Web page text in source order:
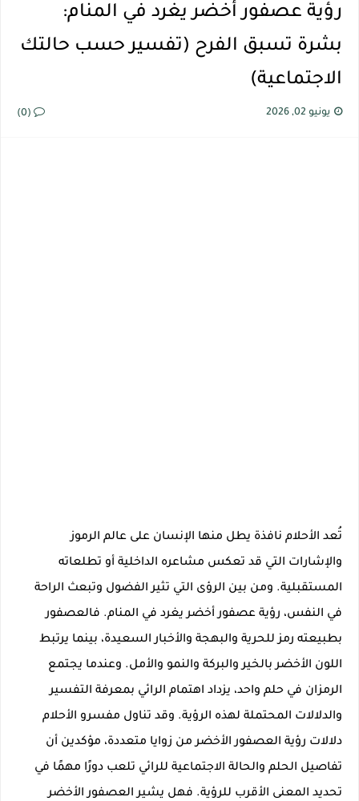
رؤية عصفور أخضر يغرد في المنام:
بشرة تسبق الفرح (تفسير حسب حالتك
الاجتماعية)
يونيو 02, 2026 (0)
تُعد الأحلام نافذة يطل منها الإنسان على عالم الرموز
والإشارات التي قد تعكس مشاعره الداخلية أو تطلعاته
المستقبلية. ومن بين الرؤى التي تثير الفضول وتبعث الراحة
في النفس، رؤية عصفور أخضر يغرد في المنام. فالعصفور
بطبيعته رمز للحرية والبهجة والأخبار السعيدة، بينما يرتبط
اللون الأخضر بالخير والبركة والنمو والأمل. وعندما يجتمع
الرمزان في حلم واحد، يزداد اهتمام الرائي بمعرفة التفسير
والدلالات المحتملة لهذه الرؤية. وقد تناول مفسرو الأحلام
دلالات رؤية العصفور الأخضر من زوايا متعددة، مؤكدين أن
تفاصيل الحلم والحالة الاجتماعية للرائي تلعب دورًا مهمًا في
تحديد المعنى الأقرب للرؤية. فهل يشير العصفور الأخضر